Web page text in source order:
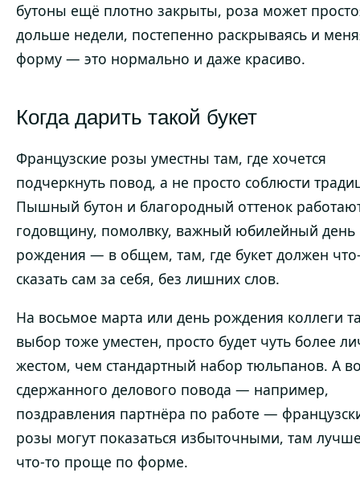
бутоны ещё плотно закрыты, роза может
дольше недели, постепенно раскрываясь и
форму — это нормально и даже красиво.
Когда дарить такой букет
Французские розы уместны там, где хочется
подчеркнуть повод, а не просто соблюсти
Пышный бутон и благородный оттенок
годовщину, помолвку, важный юбилейный день
рождения — в общем, там, где букет должен
сказать сам за себя, без лишних слов.
На восьмое марта или день рождения коллеги
выбор тоже уместен, просто будет чуть более
жестом, чем стандартный набор тюльпанов. А
сдержанного делового повода — например,
поздравления партнёра по работе —
розы могут показаться избыточными, там
что-то проще по форме.